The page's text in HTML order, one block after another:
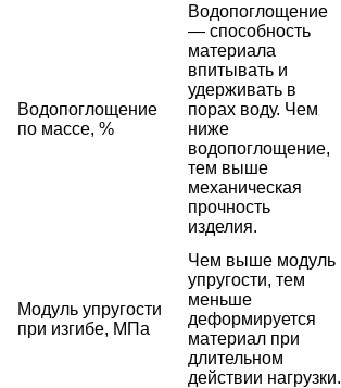
Водопоглощение
по массе, %
Водопоглощение
— способность
материала
впитывать и
удерживать в
порах воду. Чем
ниже
водопоглощение,
тем выше
механическая
прочность
изделия.
Модуль упругости
при изгибе, МПа
Чем выше модуль
упругости, тем
меньше
деформируется
материал при
длительном
действии нагрузки.